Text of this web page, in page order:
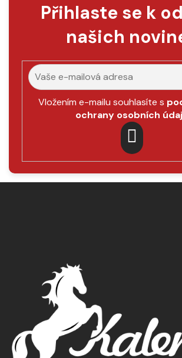
d
a
c
p
r
v
k
y
v
ý
p
i
s
Přihlaste se k
našich
Vložením e-mailu souhlasíte s
ochrany osobních
PŘIHLÁSIT
SE